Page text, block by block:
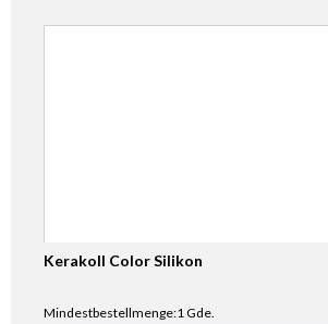
Kerakoll Color Silikon
Mindestbestellmenge:1 Gde.